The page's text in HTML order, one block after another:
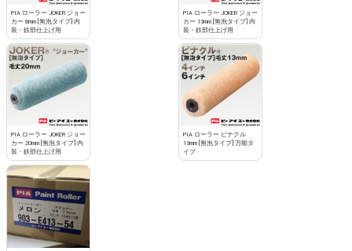
PIA ローラー JOKER ジョー
カー 8mm [無泡タイプ] 内
装・鉄部仕上げ用
PIA ローラー JOKER ジョー
カー 13mm [無泡タイプ] 内
装・鉄部仕上げ用
PIA ローラー JOKER ジョー
カー 20mm [無泡タイプ] 内
装・鉄部仕上げ用
PIA ローラー ピナクル
13mm [無泡タイプ] 万能タ
イプ